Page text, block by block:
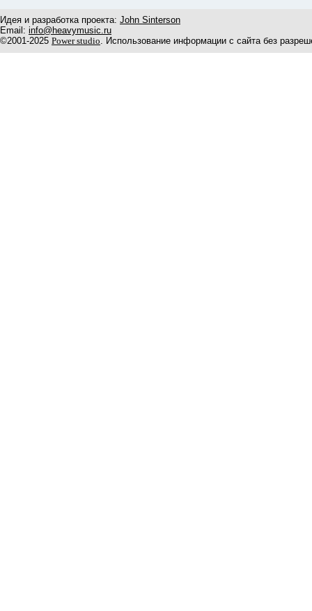
Идея и разработка проекта: John Sinterson
Email: info@heavymusic.ru
©2001-2025 Power studio. Использование информации с сайта без